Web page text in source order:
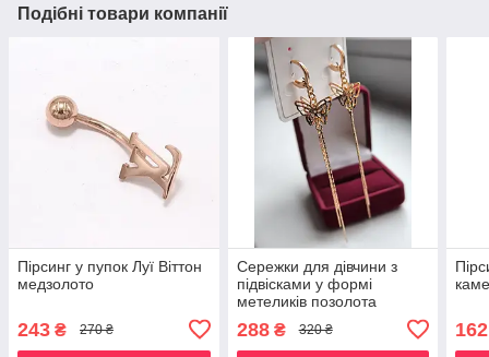
Подібні товари компанії
Пірсинг у пупок Луї Віттон
медзолото
243 ₴ 270 ₴
Сережки для дівчини з
підвісками у формі
метеликів позолота
288₴ 320 ₴ 162